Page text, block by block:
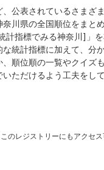
、公表されているさまざ
川県の全国順位をまと
計指標でみる神奈川]」
な統計指標に加えて、分
、順位順の一覧やクイズ
ただけるよう工夫をして
のレジストリーにもアクセ